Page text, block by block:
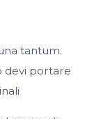
tantum.
devi portare